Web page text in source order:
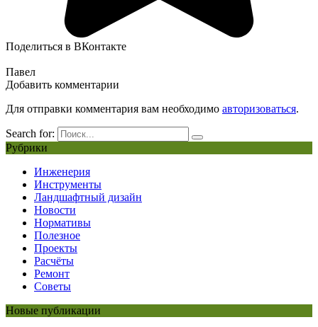
Поделиться в ВКонтакте
Павел
Добавить комментарии
Для отправки комментария вам необходимо авторизоваться.
Search for:
Рубрики
Инженерия
Инструменты
Ландшафтный дизайн
Новости
Нормативы
Полезное
Проекты
Расчёты
Ремонт
Советы
Новые публикации